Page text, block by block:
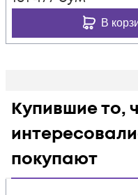
В
Купившие то,
покупают